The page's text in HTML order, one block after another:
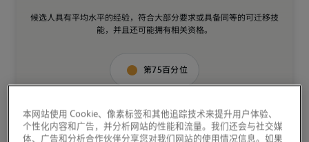
候选人具有平均水平的经验，符合大部分要求或具备同等的可迁移技
能，并且还可能拥有相关资格。
第75百分位
候选人具备与职位相匹配的丰富经验和高级技能，并且还可能拥有专
本网站使用 Cookie、像素标签和其他追踪技术来提升用户体验、
个性化内容和广告，并分析网站的性能和流量。我们还会与社交媒
体、广告和分析合作伙伴分享您对我们网站的使用情况信息。如果